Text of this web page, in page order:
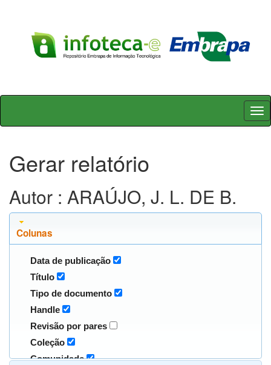
Skip
Gerar relatório
Autor : ARAÚJO, J. L. DE B.
Colunas
Data de publicação
Título
Tipo de documento
Handle
Revisão por pares
Coleção
Comunidade